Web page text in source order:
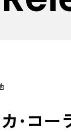
･コー